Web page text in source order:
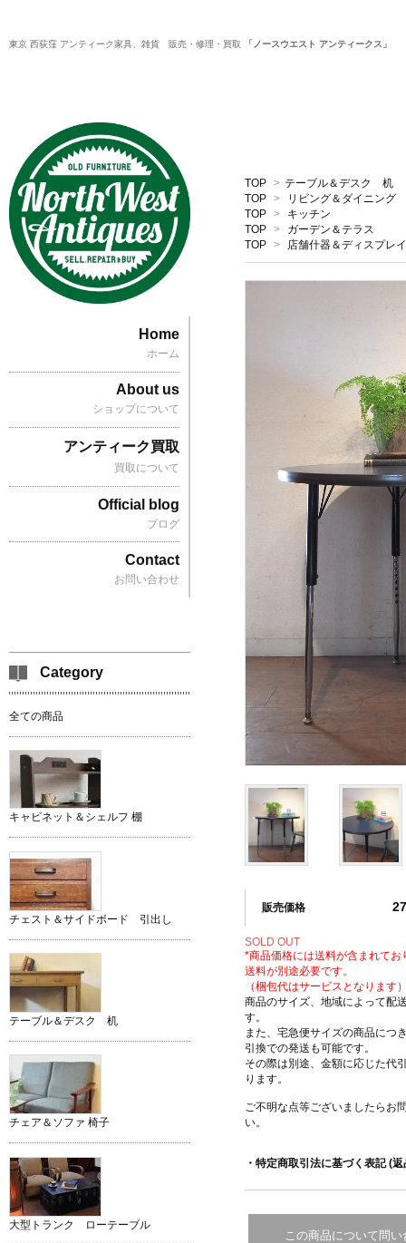
東京 西荻窪 アンティーク家具、雑貨 販売・修理・買取 「ノースウエスト アンティークス」
TOP > テーブル＆デスク 机
TOP >
リビング＆ダイニング
TOP >
キッチン
TOP >
ガーデン＆テラス
TOP > 店舗什器＆ディスプレイ
販売価格
SOLD OUT
*商品価格には送料が含まれてお
送料が別途必要です。
（梱包代はサービスとなります
商品のサイズ、地域によって配
す。
また、宅急便サイズの商品につ
引換での発送も可能です。
その際は別途、金額に応じた代
ります。
ご不明な点等ございましたらお
い。
・特定商取引法に基づく表記 (
この商品について問
Home
ホーム
About us
ショップについて
アンティーク買取
買取について
Official blog
ブログ
Contact
お問い合わせ
Category
全ての商品
キャビネット＆シェルフ 棚
チェスト＆サイドボード 引出し
テーブル＆デスク 机
チェア＆ソファ 椅子
大型トランク ローテーブル